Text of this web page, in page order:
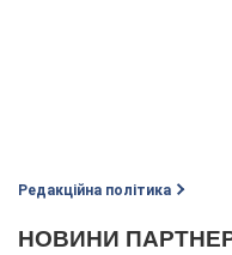
Редакційна політика